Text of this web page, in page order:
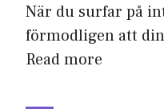
När du surfar på
förmodligen att
Read more